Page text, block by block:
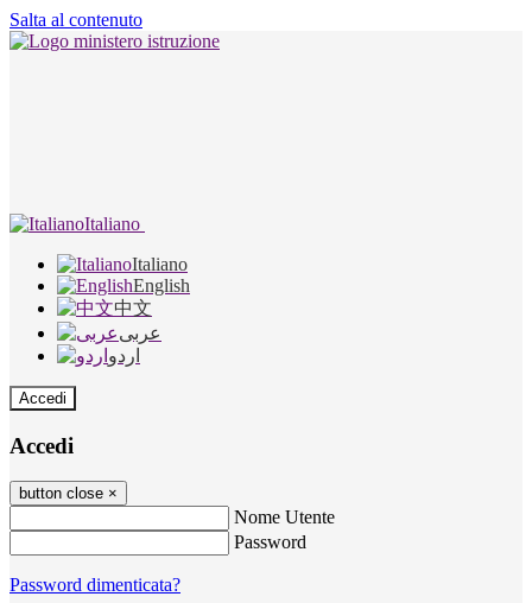
Salta al contenuto
Italiano
Italiano
English
中文
عربى
اردو
Accedi
Accedi
button close ×
Nome Utente
Password
Password dimenticata?